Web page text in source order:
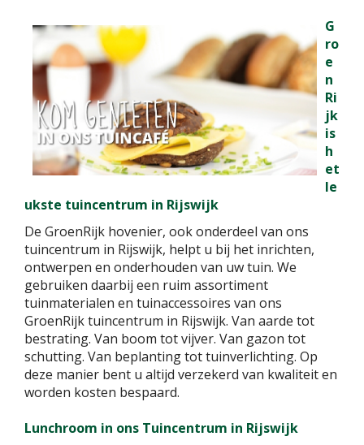
G
ro
e
n
Ri
jk
is
h
et
le
ukste tuincentrum in Rijswijk
De GroenRijk hovenier, ook onderdeel van ons
tuincentrum in Rijswijk, helpt u bij het inrichten,
ontwerpen en onderhouden van uw tuin. We
gebruiken daarbij een ruim assortiment
tuinmaterialen en tuinaccessoires van ons
GroenRijk tuincentrum in Rijswijk. Van aarde tot
bestrating. Van boom tot vijver. Van gazon tot
schutting. Van beplanting tot tuinverlichting. Op
deze manier bent u altijd verzekerd van kwaliteit en
worden kosten bespaard.
Lunchroom in ons Tuincentrum in Rijswijk